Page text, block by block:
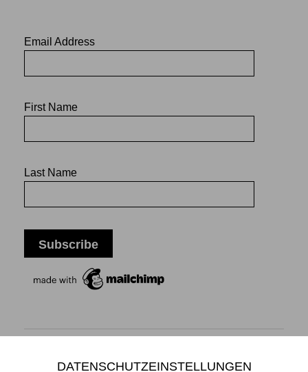
Email Address
First Name
Last Name
Mikiko Sato Gallery ı Klosterwall 13 ı 20095 Hamburg
DATENSCHUTZEINSTELLUNGEN